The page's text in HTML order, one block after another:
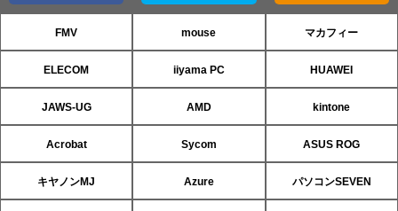
FMV mouse マカフィー
ELECOM iiyama PC HUAWEI
JAWS-UG AMD kintone
Acrobat Sycom ASUS ROG
キヤノンMJ Azure パソコンSEVEN